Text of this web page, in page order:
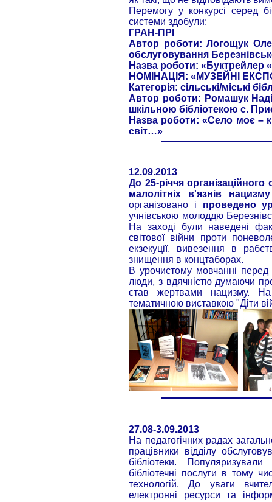
Перемогу у конкурсі серед
системи здобули:
ГРАН-ПРІ
Автор роботи: Логощук
обслуговування
Назва роботи: «Буктрейлер
НОМІНАЦІЯ: «МУЗЕЙНІ
Категорія: сільські/міські
Автор роботи: Ромашук
шкільною бібліотекою с.
Назва роботи: «Село моє –
світ…»
12.09.2013
До 25-річчя
малолітніх в'язнів нацизму
організовано і проведено
учнівською молоддю
На заході були наведені
світової війни проти
екзекуції, вивезення в
знищення в концтаборах.
В урочистому мовчанні
люди, з вдячністю думаючи
став жертвами нацизму.
тематичною виставкою "Діти
27.08-3.09.2013
На педагогічних радах
працівники відділу
бібліотеки.
бібліотечні послуги в тому
технологій. До уваги
електронні ресурси та